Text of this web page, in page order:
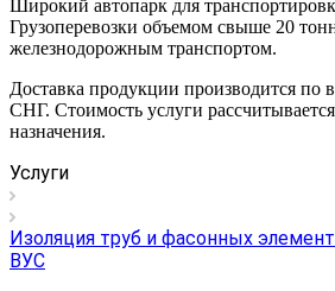
Широкий автопарк для
Грузоперевозки объемом свыше 20
железнодорожным транспортом.
Доставка продукции производится по
СНГ. Стоимость услуги
назначения.
Услуги
Изоляция труб и фасонных
ВУС